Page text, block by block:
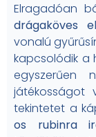
Elragadóan
drágaköves
vonalú
kapcsolódik a
egyszerűen
játékosságot
tekintetet a
os rubinra